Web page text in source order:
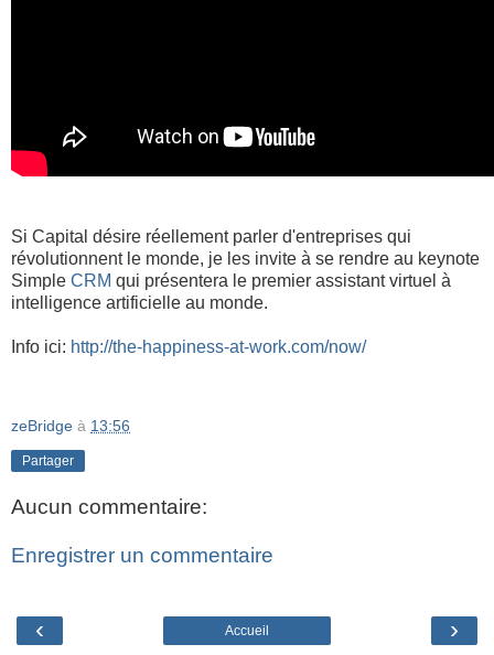
Si Capital désire réellement parler d'entreprises qui
révolutionnent le monde, je les invite à se rendre au keynote
Simple CRM qui présentera le premier assistant virtuel à
intelligence artificielle au monde.
Info ici: http://the-happiness-at-work.com/now/
zeBridge à 13:56
Partager
Aucun commentaire:
Enregistrer un commentaire
‹ ›
Accueil